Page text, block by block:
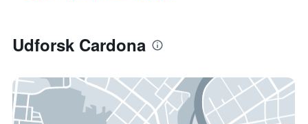
Udforsk Cardona